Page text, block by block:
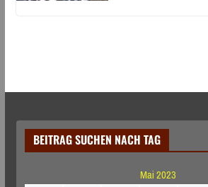
BEITRAG SUCHEN NACH TAG
Mai 2023